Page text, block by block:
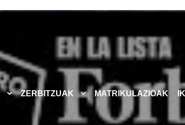
ZERBITZUAK MATRIKULAZIOAK